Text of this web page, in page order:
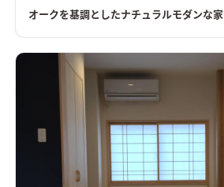
オークを基調としたナチュラルモダンな家